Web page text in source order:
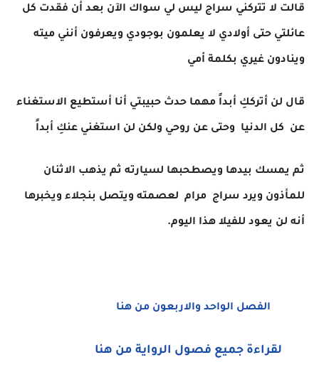
قالت لا تتركني سراج ليس لي سواك الآن بعد أن فقدت كل
عائلتي حتى أولادي لا يعلمون بوجودي ويعرفون أنني ميته
وينادون غيري بكلمة أمي
قال لن أترككِ أبداً مهما حدث حبيبتي أنا أستطيع الاستغناء
عن كل الدنيا وحتى عن روحي ولكن لن استغني عنكِ أبداً
ثم يمسك بيدها ويصطحبها لسيارته ثم يذهب الاثنان
للمأذون ويرد سراج مرام لعصمته ويتصل بنجلاء ويخبرها
أنه لن يعود للفيلا هذا اليوم.
الفصل الواحد والاربعون من هنا
لقراءة جميع فصول الرواية من هنا